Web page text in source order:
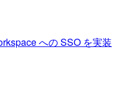
への SSO を実装